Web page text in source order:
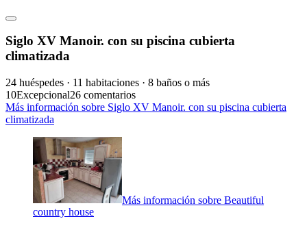
Siglo XV Manoir. con su piscina cubierta
climatizada
24 huéspedes · 11 habitaciones · 8 baños o más
10Excepcional26 comentarios
Más información sobre Siglo XV Manoir. con su piscina cubierta
climatizada
Más información sobre Beautiful
country house